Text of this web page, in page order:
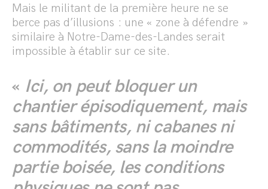
Mais le militant de la première heure ne se
berce pas d’illusions : une « zone à défendre »
similaire à Notre-Dame-des-Landes serait
impossible à établir sur ce site.
« Ici, on peut bloquer un
chantier épisodiquement, mais
sans bâtiments, ni cabanes ni
commodités, sans la moindre
partie boisée, les conditions